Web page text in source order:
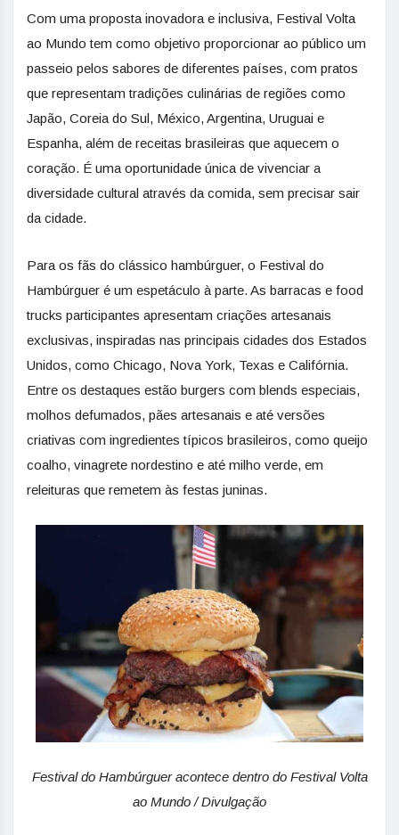
Com uma proposta inovadora e inclusiva, Festival Volta
ao Mundo tem como objetivo proporcionar ao público um
passeio pelos sabores de diferentes países, com pratos
que representam tradições culinárias de regiões como
Japão, Coreia do Sul, México, Argentina, Uruguai e
Espanha, além de receitas brasileiras que aquecem o
coração. É uma oportunidade única de vivenciar a
diversidade cultural através da comida, sem precisar sair
da cidade.
Para os fãs do clássico hambúrguer, o Festival do
Hambúrguer é um espetáculo à parte. As barracas e food
trucks participantes apresentam criações artesanais
exclusivas, inspiradas nas principais cidades dos Estados
Unidos, como Chicago, Nova York, Texas e Califórnia.
Entre os destaques estão burgers com blends especiais,
molhos defumados, pães artesanais e até versões
criativas com ingredientes típicos brasileiros, como queijo
coalho, vinagrete nordestino e até milho verde, em
releituras que remetem às festas juninas.
Festival do Hambúrguer acontece dentro do Festival Volta
ao Mundo / Divulgação